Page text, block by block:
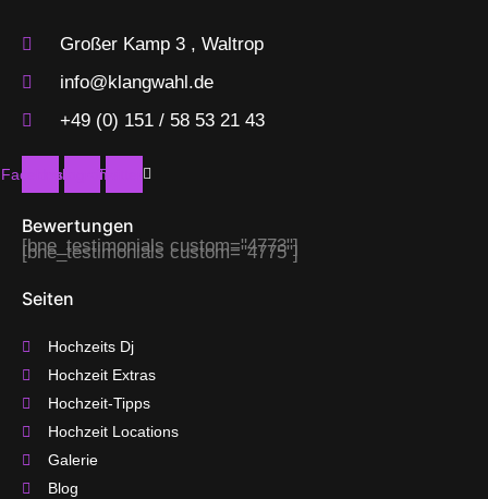
Großer Kamp 3 , Waltrop
info@klangwahl.de
+49 (0) 151 / 58 53 21 43
FacebookInstagramTwitter
Bewertungen
[bne_testimonials custom="4773"]
[bne_testimonials custom="4775"]
Seiten
Hochzeits Dj
Hochzeit Extras
Hochzeit-Tipps
Hochzeit Locations
Galerie
Blog